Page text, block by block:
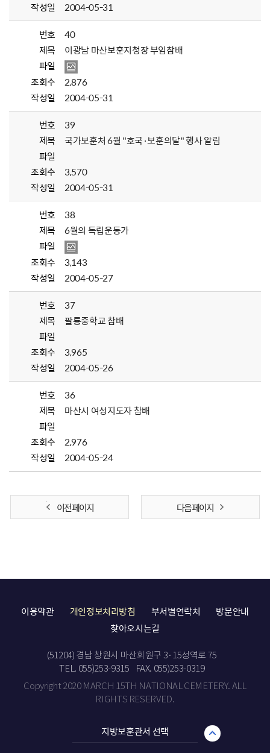
작성일
2004-05-31
번호
40
제목
이광남 마산보훈지청장 부임참배
파일
조회수
2,876
작성일
2004-05-31
번호
39
제목
국가보훈처 6월 "호국·보훈의달" 행사 알림
파일
조회수
3,570
작성일
2004-05-31
번호
38
제목
6월의 독립운동가
파일
조회수
3,143
작성일
2004-05-27
번호
37
제목
팔룡중학교 참배
파일
조회수
3,965
작성일
2004-05-26
번호
36
제목
마산시 여성지도자 참배
파일
조회수
2,976
작성일
2004-05-24
이전 페이지 다음 페이지
이용약관 개인정보처리방침 부서별연락처
방문안내
찾아오시는길
(51204) 경남 창원시 마산회원구 3·15성역로 75
TEL. 055)253-9315
FAX. 055)253-0319
Copyright 2020 MARCH 15TH NATIONAL CEMETERY. ALL
RIGHTS RESERVED.
지방보훈관서 선택